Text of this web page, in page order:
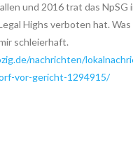
und 2016 trat das NpSG
Highs verboten hat. Was
schleierhaft.
nachrichten/
vor-gericht-1294915/